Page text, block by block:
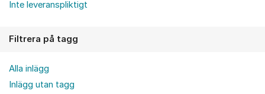
Inte leveranspliktigt
Filtrera på tagg
Alla inlägg
Inlägg utan tagg